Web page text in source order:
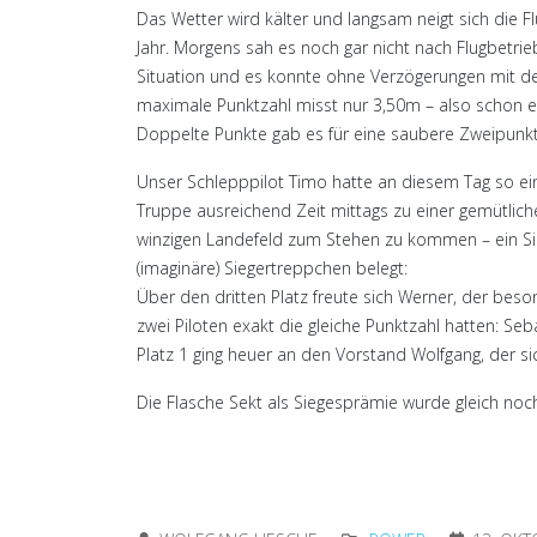
Das Wetter wird kälter und langsam neigt sich die
Jahr. Morgens sah es noch gar nicht nach
Situation und es konnte ohne Verzögerungen mit
maximale Punktzahl misst nur 3,50m – also schon
Doppelte Punkte gab es für eine saubere
Unser Schlepppilot Timo hatte an diesem Tag so
Truppe ausreichend Zeit mittags zu einer
winzigen Landefeld zum Stehen zu kommen – ein
(imaginäre) Siegertreppchen belegt:
Über den dritten Platz freute sich Werner, der
zwei Piloten exakt die gleiche Punktzahl hatten:
Platz 1 ging heuer an den Vorstand Wolfgang, der
Die Flasche Sekt als Siegesprämie wurde gleich